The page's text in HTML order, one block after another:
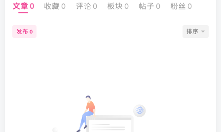
文章0 收藏 0 评论 0 板块 0 帖子 0 粉丝 0
发布 0 排序